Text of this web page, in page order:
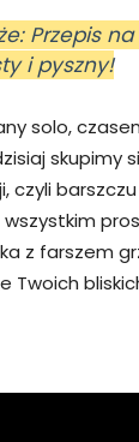
Przepis
i pyszny!
solo,
skupimy
czyli
wszystkim
z farszem
Twoich